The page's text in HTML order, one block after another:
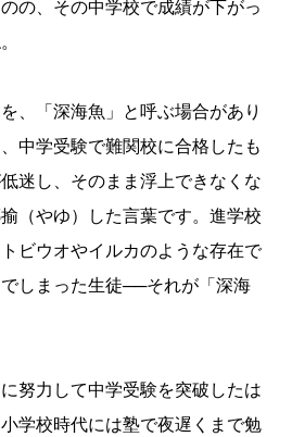
の、その中学校で成績が下がっ
、「深海魚」と呼ぶ場合があり
中学受験で難関校に合格したも
迷し、そのまま浮上できなくな
（やゆ）した言葉です。進学校
ビウオやイルカのような存在で
しまった生徒──それが「深海
努力して中学受験を突破したは
学校時代には塾で夜遅くまで勉